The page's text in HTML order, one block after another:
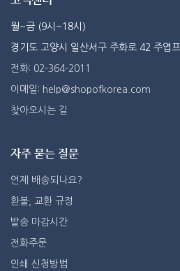
월~금 (9시~18시)
경기도 고양시 일산서구 주화로 42 주엽
전화: 02-364-2011
이메일: help@shopofkorea.com
찾아오시는 길
자주 묻는 질문
언제 배송되나요?
환불, 교환 규정
발송 마감시간
전화주문
인쇄 신청방법